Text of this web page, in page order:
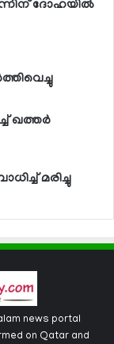
ദോഹയില്‍
ഖത്തര്‍
മരിച്ചു
news portal
on Qatar and